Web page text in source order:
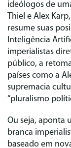
ideólogos de
Thiel e Alex
resume suas
Inteligência
imperialistas
público, a
países como a
supremacia
“pluralismo
Ou seja, aponta
branca
baseado em